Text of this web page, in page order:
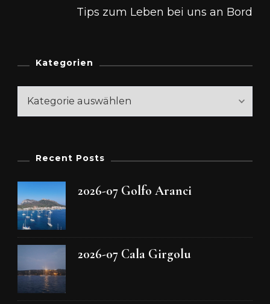
Tips zum Leben bei uns an Bord
Kategorien
Kategorien
Recent Posts
2026-07 Golfo Aranci
2026-07 Cala Girgolu